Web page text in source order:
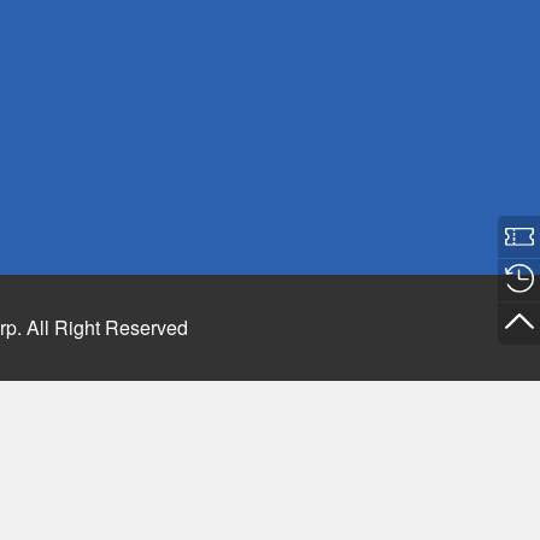
All Right Reserved